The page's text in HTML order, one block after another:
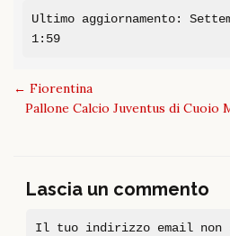
Ultimo aggiornamento:
1:59
Post
navigation
← Fiorentina
Pallone Calcio Juventus di
Lascia un commento
Il tuo indirizzo email non